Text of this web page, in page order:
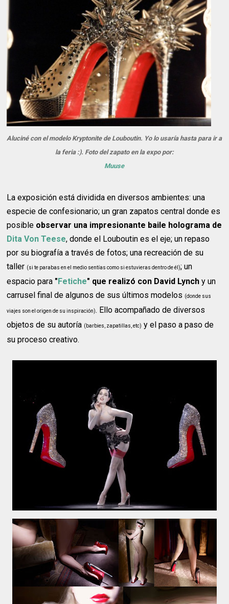
Aluciné con el modelo Kryptonite de Louboutin. Yo lo usaría hasta para ir a
la feria :). Foto del zapato en la expo por:
Muuse
La exposición está dividida en diversos ambientes: una
especie de confesionario; un gran zapatos central donde es
posible observar una impresionante baile holograma de
Dita Von Teese, donde el Louboutin es el eje; un repaso
por su biografía a través de fotos; una recreación de su
taller (si te parabas en el medio sentías como si estuvieras dentro de él); un
espacio para "Fetiche" que realizó con David Lynch y un
carrusel final de algunos de sus últimos modelos (donde sus
viajes son el origen de su inspiración). Ello acompañado de diversos
objetos de su autoría (barbies, zapatillas, etc) y el paso a paso de
su proceso creativo.